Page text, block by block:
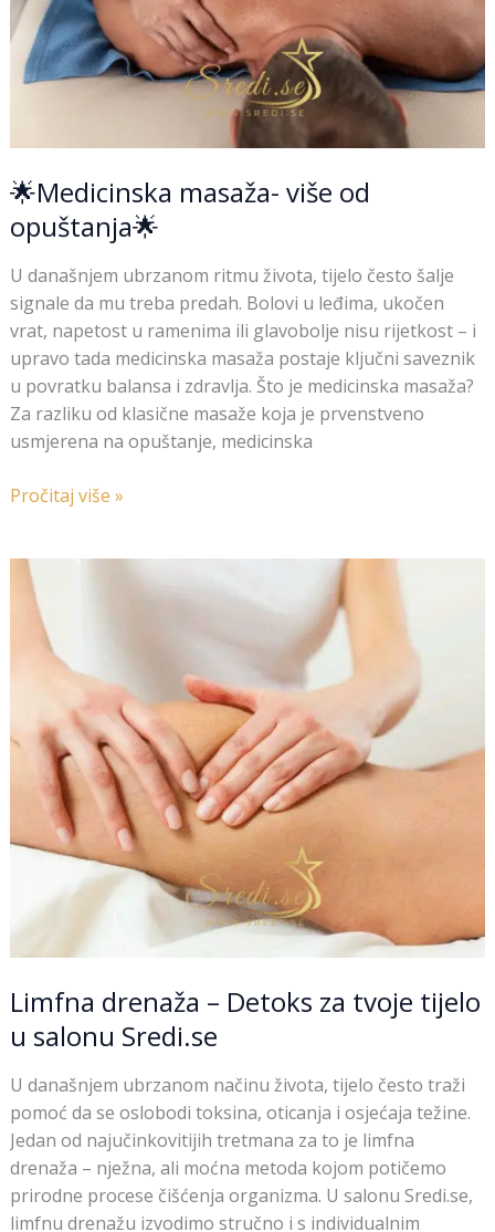
🌟Medicinska masaža- više od
opuštanja🌟
U današnjem ubrzanom ritmu života, tijelo često šalje
signale da mu treba predah. Bolovi u leđima, ukočen
vrat, napetost u ramenima ili glavobolje nisu rijetkost – i
upravo tada medicinska masaža postaje ključni saveznik
u povratku balansa i zdravlja. Što je medicinska masaža?
Za razliku od klasične masaže koja je prvenstveno
usmjerena na opuštanje, medicinska
Pročitaj više »
Limfna drenaža – Detoks za tvoje tijelo
u salonu Sredi.se
U današnjem ubrzanom načinu života, tijelo često traži
pomoć da se oslobodi toksina, oticanja i osjećaja težine.
Jedan od najučinkovitijih tretmana za to je limfna
drenaža – nježna, ali moćna metoda kojom potičemo
prirodne procese čišćenja organizma. U salonu Sredi.se,
limfnu drenažu izvodimo stručno i s individualnim
Limfna
drenaža
Detoks
tijelo
salonu
Sredi.se